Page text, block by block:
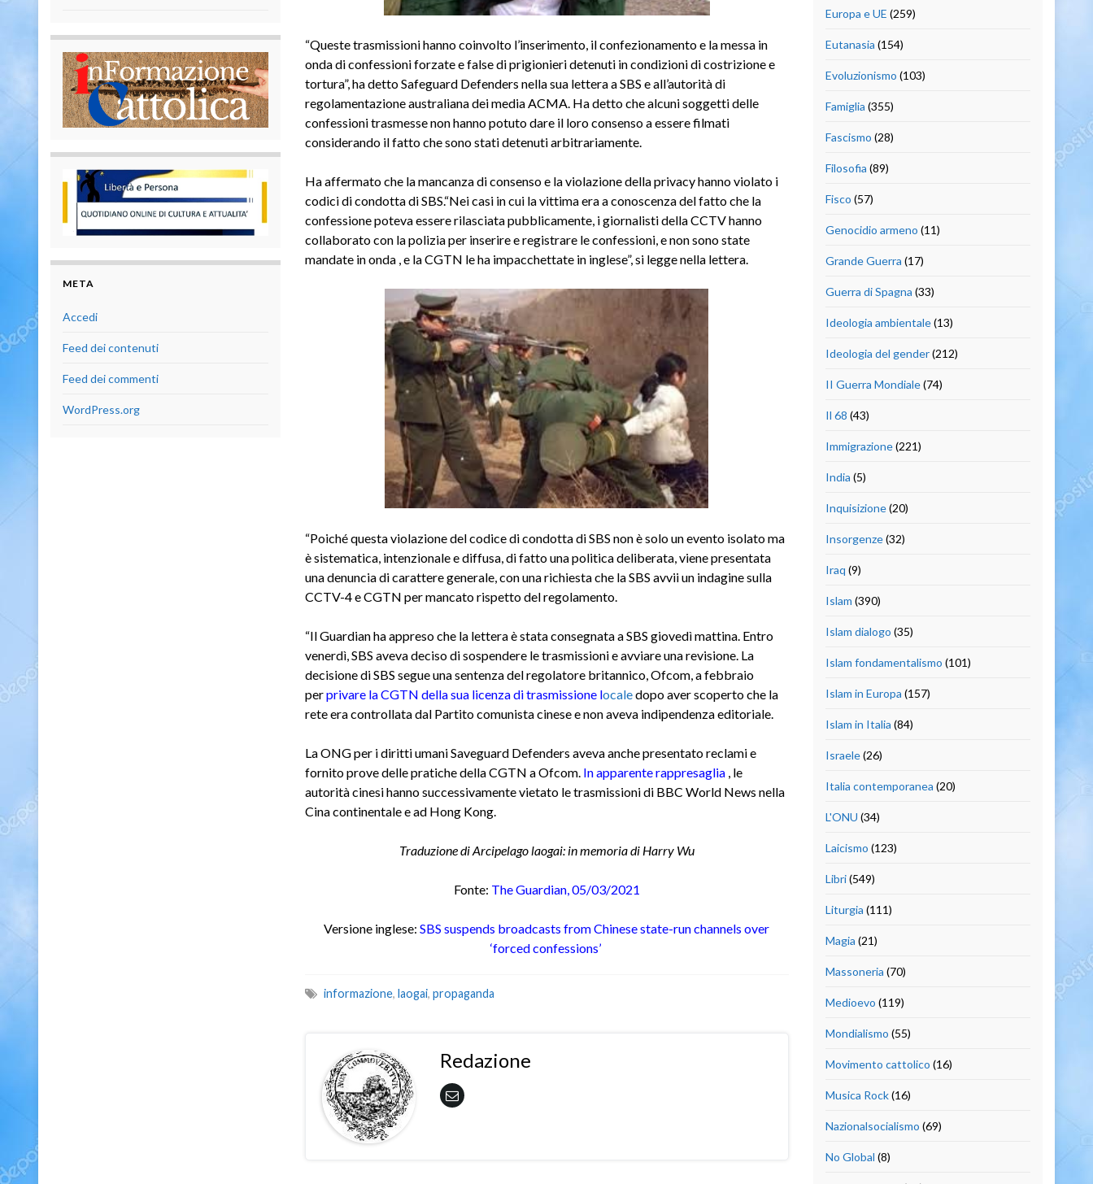
“Queste trasmissioni hanno coinvolto l’inserimento, il confezionamento e la messa in
onda di confessioni forzate e false di prigionieri detenuti in condizioni di costrizione e
tortura”, ha detto Safeguard Defenders nella sua lettera a SBS e all’autorità di
regolamentazione australiana dei media ACMA. Ha detto che alcuni soggetti delle
confessioni trasmesse non hanno potuto dare il loro consenso a essere filmati
considerando il fatto che sono stati detenuti arbitrariamente.
Ha affermato che la mancanza di consenso e la violazione della privacy hanno violato i
codici di condotta di SBS.“Nei casi in cui la vittima era a conoscenza del fatto che la
confessione poteva essere rilasciata pubblicamente, i giornalisti della CCTV hanno
collaborato con la polizia per inserire e registrare le confessioni, e non sono state
mandate in onda , e la CGTN le ha impacchettate in inglese”, si legge nella lettera.
“Poiché questa violazione del codice di condotta di SBS non è solo un evento isolato ma
è sistematica, intenzionale e diffusa, di fatto una politica deliberata, viene presentata
una denuncia di carattere generale, con una richiesta che la SBS avvii un indagine sulla
CCTV-4 e CGTN per mancato rispetto del regolamento.
“Il Guardian ha appreso che la lettera è stata consegnata a SBS giovedì mattina. Entro
venerdì, SBS aveva deciso di sospendere le trasmissioni e avviare una revisione. La
decisione di SBS segue una sentenza del regolatore britannico, Ofcom, a febbraio
perprivare la CGTN della sua licenza di trasmissione localedopo aver scoperto che la
rete era controllata dal Partito comunista cinese e non aveva indipendenza editoriale.
La ONG per i diritti umani Saveguard Defenders aveva anche presentato reclami e
fornito prove delle pratiche della CGTN a Ofcom. In apparente rappresaglia, le
autorità cinesi hanno successivamente vietato le trasmissioni di BBC World News nella
Cina continentale e ad Hong Kong.
Traduzione di Arcipelago laogai: in memoria di Harry Wu
Fonte: The Guardian, 05/03/2021
Versione inglese: SBS suspends broadcasts from Chinese state-run channels over
‘forced confessions’
informazione, laogai, propaganda
Redazione
META
Accedi
Feed dei contenuti
Feed dei commenti
WordPress.org
Europa e UE (259)
Eutanasia (154)
Evoluzionismo (103)
Famiglia (355)
Fascismo (28)
Filosofia (89)
Fisco (57)
Genocidio armeno (11)
Grande Guerra (17)
Guerra di Spagna (33)
Ideologia ambientale(13)
Ideologia del gender(212)
II Guerra Mondiale(74)
Il 68 (43)
Immigrazione(221)
India (5)
Inquisizione(20)
Insorgenze(32)
Iraq (9)
Islam (390)
Islam dialogo (35)
Islam fondamentalismo (101)
Islam in Europa (157)
Islam in Italia (84)
Israele(26)
Italia contemporanea (20)
L'ONU (34)
Laicismo (123)
Libri(549)
Liturgia (111)
Magia (21)
Massoneria (70)
Medioevo (119)
Mondialismo (55)
Movimento cattolico (16)
Musica Rock(16)
Nazionalsocialismo (69)
No Global (8)